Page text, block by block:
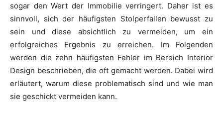
sogar den Wert der Immobilie verringert. Daher ist es
sinnvoll, sich der häufigsten Stolperfallen bewusst zu
sein und diese absichtlich zu vermeiden, um ein
erfolgreiches Ergebnis zu erreichen. Im Folgenden
werden die zehn häufigsten Fehler im Bereich Interior
Design beschrieben, die oft gemacht werden. Dabei wird
erläutert, warum diese problematisch sind und wie man
sie geschickt vermeiden kann.